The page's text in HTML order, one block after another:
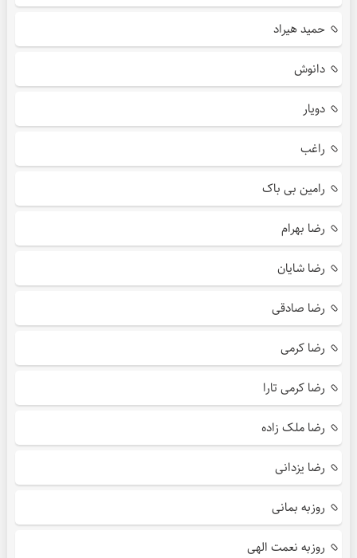
حمید هیراد
دانوش
دویار
راغب
رامین بی باک
رضا بهرام
رضا شایان
رضا صادقی
رضا کرمی
رضا کرمی تارا
رضا ملک زاده
رضا یزدانی
روزبه بمانی
روزبه نعمت الهی